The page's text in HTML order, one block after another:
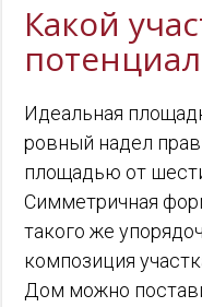
Какой
потенциал
Идеальная
ровный надел
площадью от
Симметричная
такого же
композиция
Дом можно